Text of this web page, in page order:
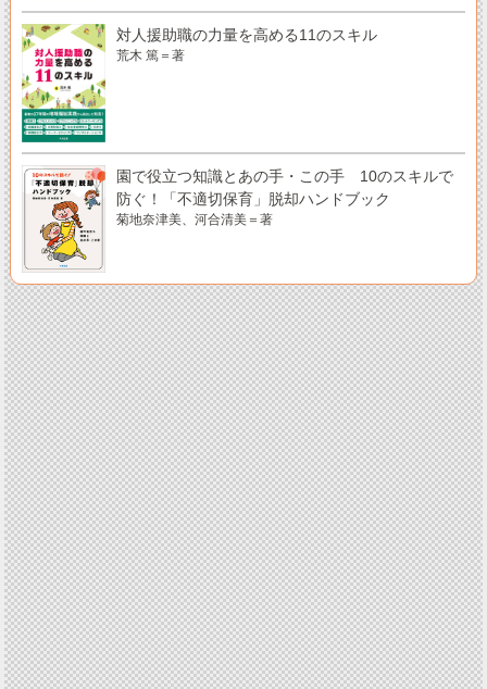
対人援助職の力量を高める11のスキル
荒木 篤＝著
園で役立つ知識とあの手・この手 10のスキルで
防ぐ！「不適切保育」脱却ハンドブック
菊地奈津美、河合清美＝著